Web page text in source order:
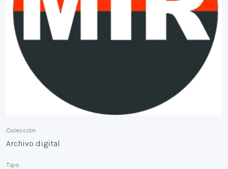
Colección
Archivo digital
Tipo